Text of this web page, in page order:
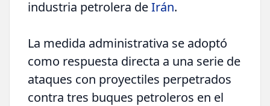
industria petrolera deIrán.
La medida administrativa se adoptó
como respuesta directa a una serie de
ataques con proyectiles perpetrados
contra tres buques petroleros en el